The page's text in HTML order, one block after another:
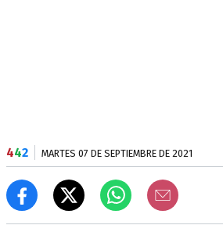
442 MARTES 07 DE SEPTIEMBRE DE 2021